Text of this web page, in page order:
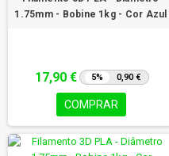
1.75mm - Bobine 1kg - Cor Azul
17,90 € 5% 0,90 €
COMPRAR